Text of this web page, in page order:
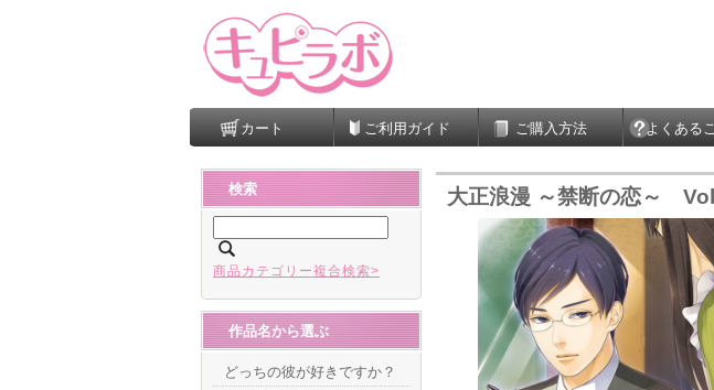
カート ご利用ガイド ご購入方法 よくある
大正浪漫 ～禁断の恋～
検索
商品カテゴリー複合検索>
作品名から選ぶ
どっちの彼が好きですか？